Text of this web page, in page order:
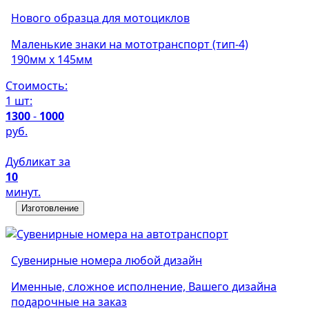
Нового образца для мотоциклов
Маленькие знаки на мототранспорт (тип-4)
190мм х 145мм
Стоимость:
1 шт:
1300- 1000
руб.
Дубликат за
10
минут.
Изготовление
Сувенирные номера любой дизайн
Именные, сложное исполнение, Вашего дизайна
подарочные на заказ